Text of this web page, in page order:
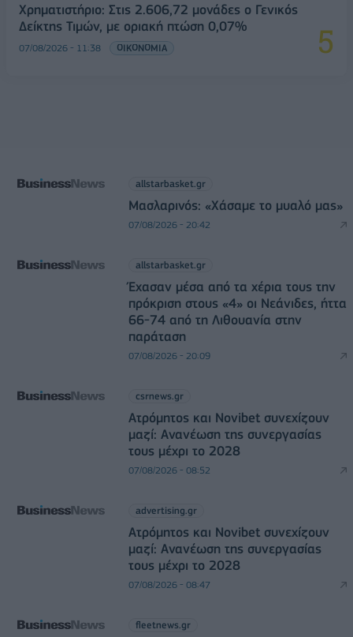
Χρηματιστήριο: Στις 2.606,72 μονάδες ο Γενικός
Δείκτης Τιμών, με οριακή πτώση 0,07%
07/08/2026 - 11:38 ΟΙΚΟΝΟΜΙΑ
allstarbasket.gr
Μασλαρινός: «Χάσαμε το μυαλό μας»
07/08/2026 - 20:42
allstarbasket.gr
Έχασαν μέσα από τα χέρια τους την
πρόκριση στους «4» οι Νεάνιδες, ήττα
66-74 από τη Λιθουανία στην
παράταση
07/08/2026 - 20:09
csrnews.gr
Ατρόμητος και Novibet συνεχίζουν
μαζί: Ανανέωση της συνεργασίας
τους μέχρι το 2028
07/08/2026 - 08:52
advertising.gr
Ατρόμητος και Novibet συνεχίζουν
μαζί: Ανανέωση της συνεργασίας
τους μέχρι το 2028
07/08/2026 - 08:47
fleetnews.gr